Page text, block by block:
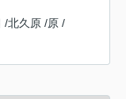
/北久原 /原 /